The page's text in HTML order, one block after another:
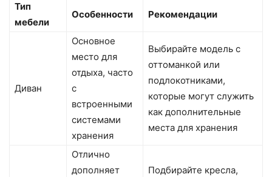
Тип
мебели
Особенности Рекомендации
Диван
Основное
место для
отдыха, часто
с
встроенными
системами
хранения
Выбирайте модель с
оттоманкой или
подлокотниками,
которые могут служить
как дополнительные
места для хранения
Отлично
дополняет
Подбирайте кресла,